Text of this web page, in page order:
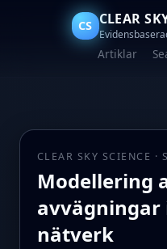
CS CLEAR
Artiklar
CLEAR SKY SCIENCE ·
Modellering
nätverk